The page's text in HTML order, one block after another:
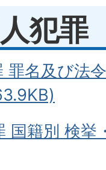
犯罪
罪名及び法
国籍別 検挙